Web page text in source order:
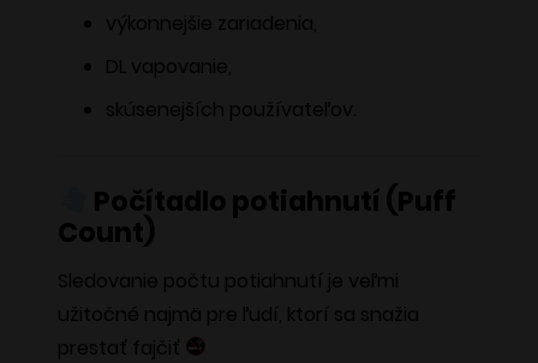
výkonnejšie zariadenia,
DL vapovanie,
skúsenejších používateľov.
Počítadlo potiahnutí (Puff
Count)
Sledovanie počtu potiahnutí je veľmi
užitočné najmä pre ľudí, ktorí sa snažia
prestať fajčiť